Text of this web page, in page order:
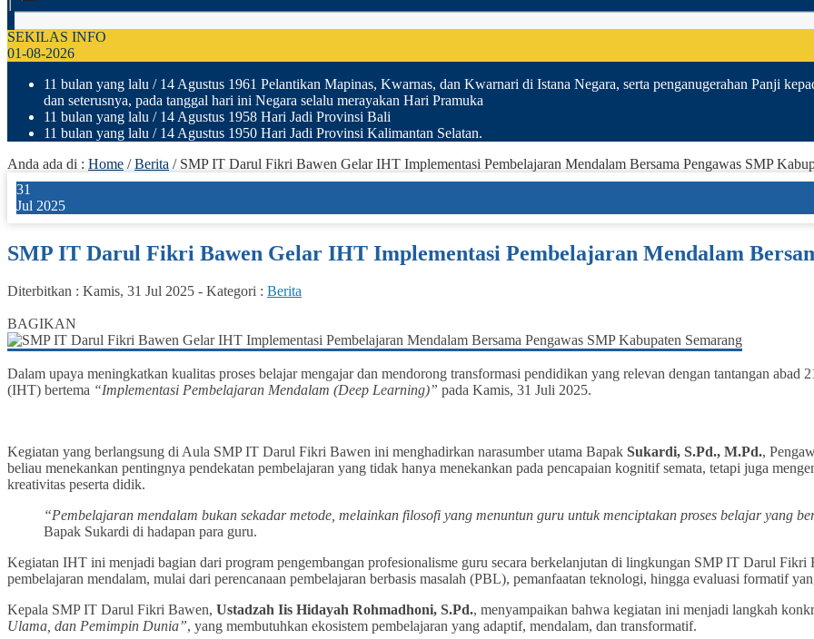
SEKILAS INFO
01-08-2026
11 bulan yang lalu / 14 Agustus 1961 Pelantikan Mapinas, Kwarnas, dan Kwarnari di Istana Negara, serta penganugerahan Panji
dan seterusnya, pada tanggal hari ini Negara selalu merayakan Hari Pramuka
11 bulan yang lalu / 14 Agustus 1958 Hari Jadi Provinsi Bali
11 bulan yang lalu / 14 Agustus 1950 Hari Jadi Provinsi Kalimantan Selatan.
Anda ada di : Home /Berita / SMP IT Darul Fikri Bawen Gelar IHT Implementasi Pembelajaran Mendalam Bersama Pengawas SMP
31
Jul 2025
SMP IT Darul Fikri Bawen Gelar IHT Implementasi Pembelajaran Mendalam
Diterbitkan : Kamis, 31 Jul 2025 - Kategori : Berita
BAGIKAN
Dalam upaya meningkatkan kualitas proses belajar mengajar dan mendorong transformasi pendidikan yang relevan dengan tantangan
(IHT) bertema “Implementasi Pembelajaran Mendalam (Deep Learning)” pada Kamis, 31 Juli 2025.
Kegiatan yang berlangsung di Aula SMP IT Darul Fikri Bawen ini menghadirkan narasumber utama Bapak Sukardi, S.Pd., M.Pd.,
beliau menekankan pentingnya pendekatan pembelajaran yang tidak hanya menekankan pada pencapaian kognitif semata, tetapi juga
kreativitas peserta didik.
“Pembelajaran mendalam bukan sekadar metode, melainkan filosofi yang menuntun guru untuk menciptakan proses belajar yang
Bapak Sukardi di hadapan para guru.
Kegiatan IHT ini menjadi bagian dari program pengembangan profesionalisme guru secara berkelanjutan di lingkungan SMP IT Darul
pembelajaran mendalam, mulai dari perencanaan pembelajaran berbasis masalah (PBL), pemanfaatan teknologi, hingga evaluasi formatif
Kepala SMP IT Darul Fikri Bawen, Ustadzah Iis Hidayah Rohmadhoni, S.Pd., menyampaikan bahwa kegiatan ini menjadi langkah
Ulama, dan Pemimpin Dunia”, yang membutuhkan ekosistem pembelajaran yang adaptif, mendalam, dan transformatif.